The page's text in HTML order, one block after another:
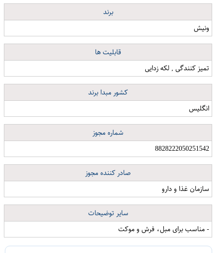
برند
ونیش
قابلیت ها
تمیز کنندگی , لکه زدایی
کشور مبدا برند
انگلیس
شماره مجوز
8828222050251542
صادر کننده مجوز
سازمان غذا و دارو
سایر توضیحات
- مناسب برای مبل، فرش و موکت